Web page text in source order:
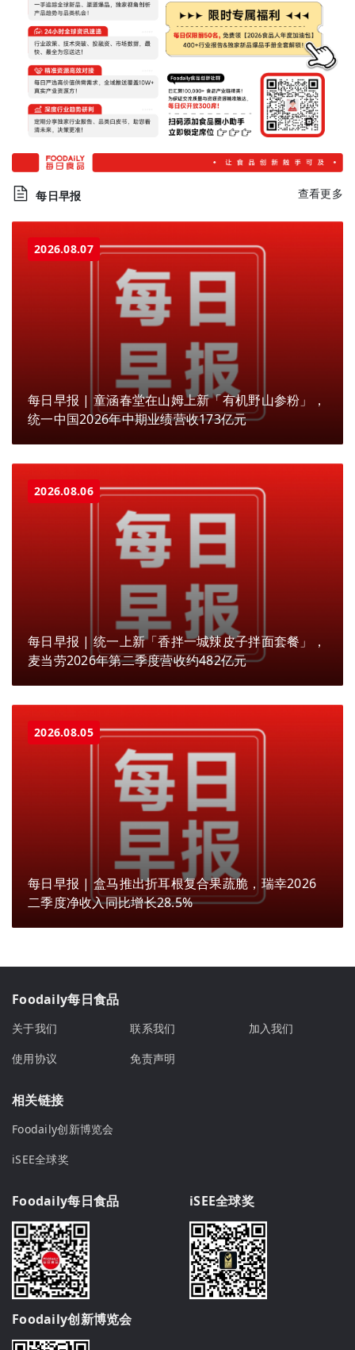
每日早报 查看更多
2026.08.07
每日早报 | 童涵春堂在山姆上新「有机野山参粉」，
统一中国2026年中期业绩营收173亿元
2026.08.06
每日早报 | 统一上新「香拌一城辣皮子拌面套餐」，
麦当劳2026年第二季度营收约482亿元
2026.08.05
每日早报 | 盒马推出折耳根复合果蔬脆，瑞幸2026
二季度净收入同比增长28.5%
Foodaily每日食品
关于我们 联系我们
加入我们
使用协议
免责声明
相关链接
Foodaily创新博览会
iSEE全球奖
Foodaily每日食品 iSEE全球奖
Foodaily创新博览会